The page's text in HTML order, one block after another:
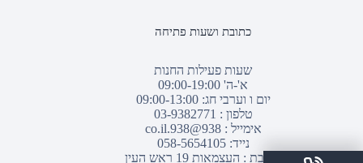
כתובת ושעות פתיחה
שעות פעילות החנות
א'-ה' 09:00-19:00
יום ו וערבי חג: 09:00-13:00
טלפון : 03-9382771
אימייל :938@938.co.il
נייד: 058-5654105
כתובת : העצמאות 19 ראש העין